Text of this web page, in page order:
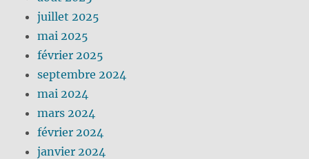
juillet 2025
mai 2025
février 2025
septembre 2024
mai 2024
mars 2024
février 2024
janvier 2024